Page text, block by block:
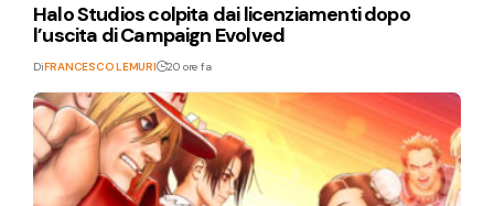
Halo Studios colpita dai licenziamenti dopo
l’uscita di Campaign Evolved
DiFRANCESCO LEMURI 20 ore fa